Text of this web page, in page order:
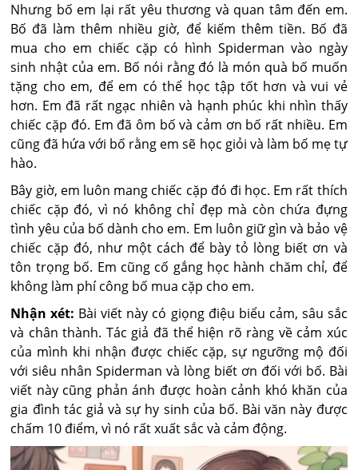
Nhưng bố em lại rất yêu thương và quan tâm đến em.
Bố đã làm thêm nhiều giờ, để kiếm thêm tiền. Bố đã
mua cho em chiếc cặp có hình Spiderman vào ngày
sinh nhật của em. Bố nói rằng đó là món quà bố muốn
tặng cho em, để em có thể học tập tốt hơn và vui vẻ
hơn. Em đã rất ngạc nhiên và hạnh phúc khi nhìn thấy
chiếc cặp đó. Em đã ôm bố và cảm ơn bố rất nhiều. Em
cũng đã hứa với bố rằng em sẽ học giỏi và làm bố mẹ tự
hào.
Bây giờ, em luôn mang chiếc cặp đó đi học. Em rất thích
chiếc cặp đó, vì nó không chỉ đẹp mà còn chứa đựng
tình yêu của bố dành cho em. Em luôn giữ gìn và bảo vệ
chiếc cặp đó, như một cách để bày tỏ lòng biết ơn và
tôn trọng bố. Em cũng cố gắng học hành chăm chỉ, để
không làm phí công bố mua cặp cho em.
Nhận xét: Bài viết này có giọng điệu biểu cảm, sâu sắc
và chân thành. Tác giả đã thể hiện rõ ràng về cảm xúc
của mình khi nhận được chiếc cặp, sự ngưỡng mộ đối
với siêu nhân Spiderman và lòng biết ơn đối với bố. Bài
viết này cũng phản ánh được hoàn cảnh khó khăn của
gia đình tác giả và sự hy sinh của bố. Bài văn này được
chấm 10 điểm, vì nó rất xuất sắc và cảm động.